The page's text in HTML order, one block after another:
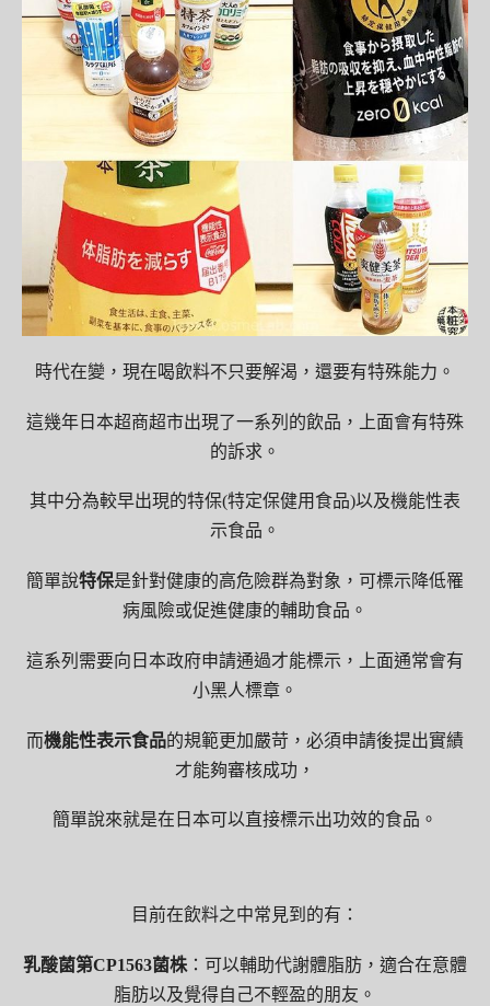
時代在變，現在喝飲料不只要解渴，還要有特殊能力。
這幾年日本超商超市出現了一系列的飲品，上面會有特殊
的訴求。
其中分為較早出現的特保(特定保健用食品)以及機能性表
示食品。
簡單說特保是針對健康的高危險群為對象，可標示降低罹
病風險或促進健康的輔助食品。
這系列需要向日本政府申請通過才能標示，上面通常會有
小黑人標章。
而機能性表示食品的規範更加嚴苛，必須申請後提出實績
才能夠審核成功，
簡單說來就是在日本可以直接標示出功效的食品。
目前在飲料之中常見到的有：
乳酸菌第CP1563菌株 ：可以輔助代謝體脂肪，適合在意體
脂肪以及覺得自己不輕盈的朋友。